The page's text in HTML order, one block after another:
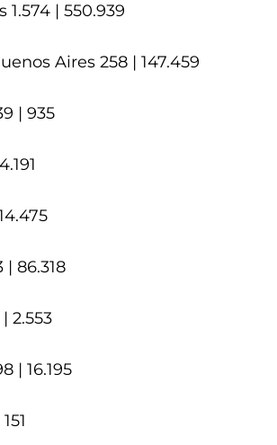
1.574 | 550.939
Aires 258 | 147.459
| 935
| 86.318
2.553
| 16.195